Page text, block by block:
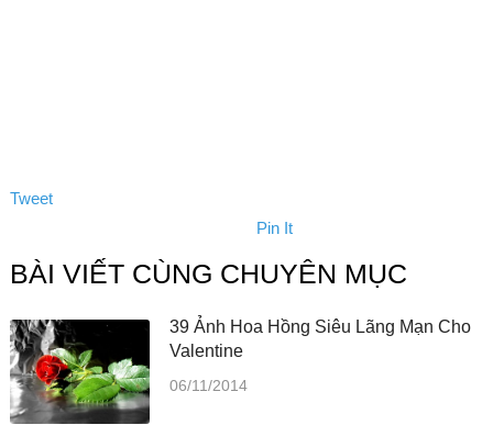
Tweet
Pin It
BÀI VIẾT CÙNG CHUYÊN MỤC
39 Ảnh Hoa Hồng Siêu Lãng Mạn Cho
Valentine
06/11/2014